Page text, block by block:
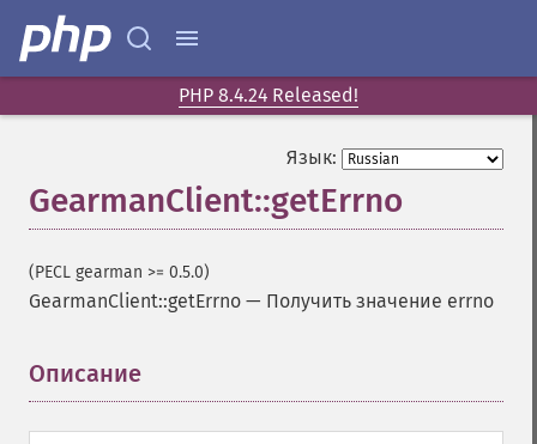
PHP 8.4.24 Released!
Язык:
GearmanClient::getErrno
(PECL gearman >= 0.5.0)
GearmanClient::getErrno — Получить значение errno
Описание